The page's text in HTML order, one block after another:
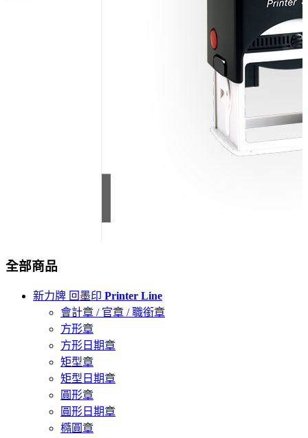
全部商品
新力牌 回墨印 Printer Line
會計章 / 官章 / 職銜章
方形章
方形日期章
矩型章
矩型日期章
圓形章
圓形日期章
橢圓章